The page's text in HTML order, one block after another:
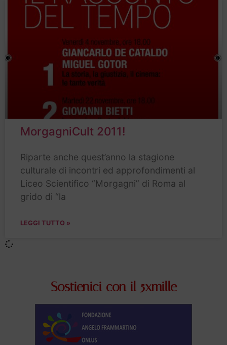
MorgagniCult 2011!
Riparte anche quest’anno la stagione
culturale di incontri ed approfondimenti al
Liceo Scientifico “Morgagni” di Roma al
grido di “la
LEGGI TUTTO »
Sostienici con il 5xmille